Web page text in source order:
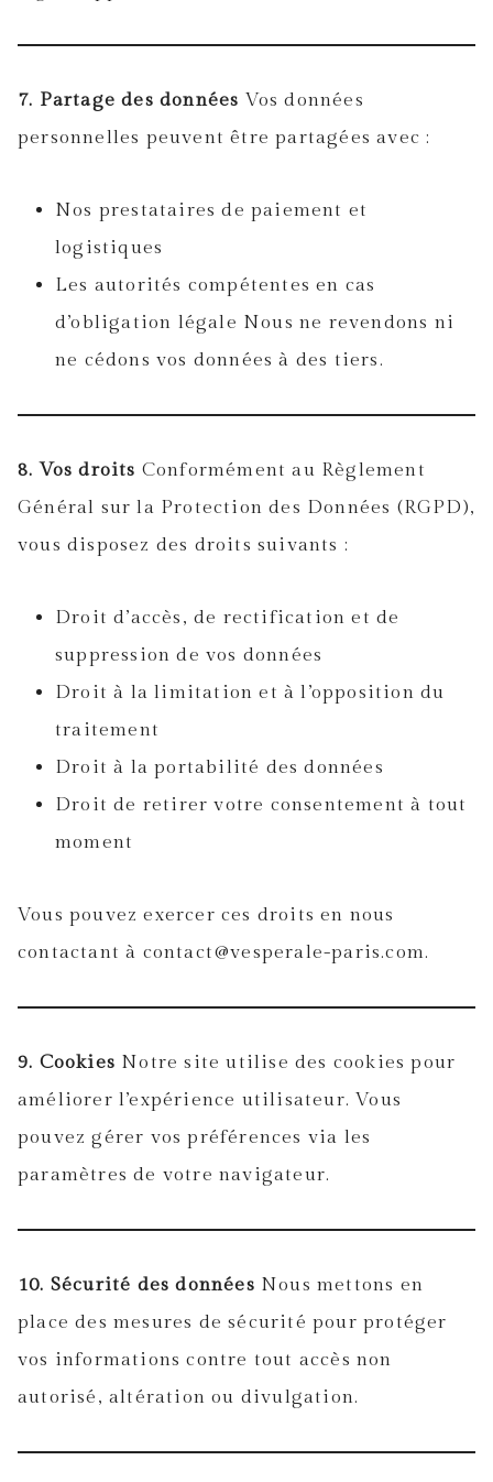
7. Partage des données Vos données
personnelles peuvent être partagées avec :
Nos prestataires de paiement et
logistiques
Les autorités compétentes en cas
d’obligation légale Nous ne revendons ni
ne cédons vos données à des tiers.
8. Vos droits Conformément au Règlement
Général sur la Protection des Données (RGPD),
vous disposez des droits suivants :
Droit d’accès, de rectification et de
suppression de vos données
Droit à la limitation et à l’opposition du
traitement
Droit à la portabilité des données
Droit de retirer votre consentement à tout
moment
Vous pouvez exercer ces droits en nous
contactant à contact@vesperale-paris.com.
9. Cookies Notre site utilise des cookies pour
améliorer l’expérience utilisateur. Vous
pouvez gérer vos préférences via les
paramètres de votre navigateur.
10. Sécurité des données Nous mettons en
place des mesures de sécurité pour protéger
vos informations contre tout accès non
autorisé, altération ou divulgation.